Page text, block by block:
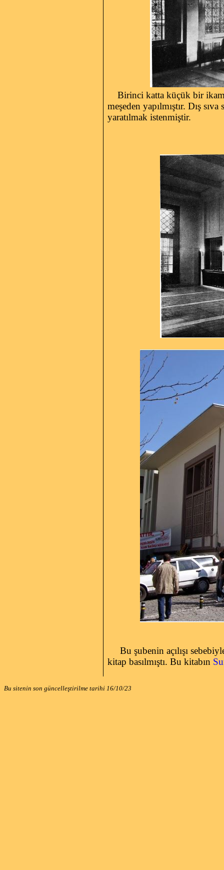
Birinci katta küçük bir
meşeden yapılmıştır. Dış
yaratılmak istenmiştir.
Bu şubenin açılışı
kitap basılmıştı. Bu kitabın
Bu sitenin son güncelleştirilme tarihi 16/10/23